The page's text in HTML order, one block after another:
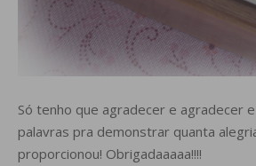
Só tenho que agradecer e agradecer
palavras pra demonstrar quanta
proporcionou! Obrigadaaaaa!!!!